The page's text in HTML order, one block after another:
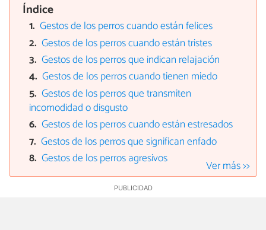
Índice
Gestos de los perros cuando están felices
Gestos de los perros cuando están tristes
Gestos de los perros que indican relajación
Gestos de los perros cuando tienen miedo
Gestos de los perros que transmiten
incomodidad o disgusto
Gestos de los perros cuando están estresados
Gestos de los perros que significan enfado
Gestos de los perros agresivos
Ver más >>